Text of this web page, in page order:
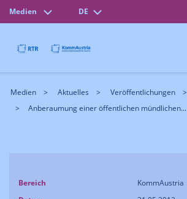
Medien DE
Medien Aktuelles Veröffentlichungen
Anberaumung einer öffentlichen mündlichen...
Bereich
KommAustria